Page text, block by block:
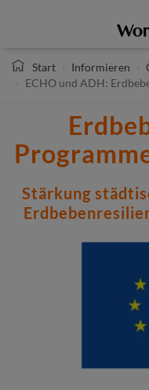
Start
Informieren
ECHO und ADH:
Stärkung